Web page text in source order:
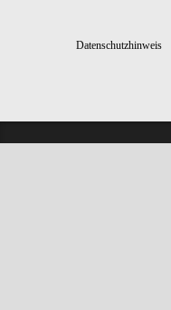
Datenschutzhinweis